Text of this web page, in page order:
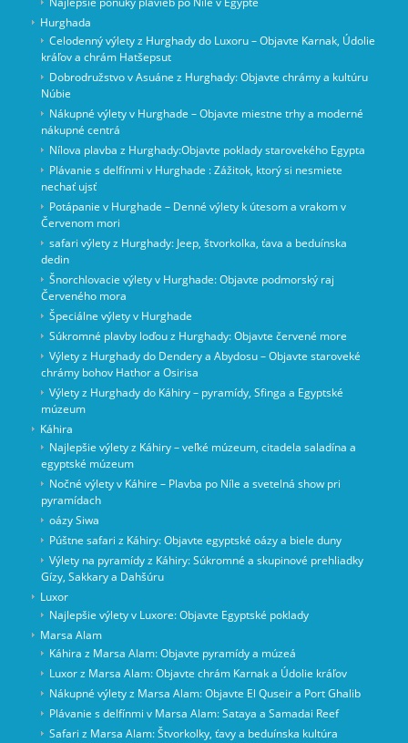
Hurghada
Celodenný výlety z Hurghady do Luxoru – Objavte Karnak, Údolie
kráľov a chrám Hatšepsut
Dobrodružstvo v Asuáne z Hurghady: Objavte chrámy a kultúru
Núbie
Nákupné výlety v Hurghade – Objavte miestne trhy a moderné
nákupné centrá
Nílova plavba z Hurghady:Objavte poklady starovekého Egypta
Plávanie s delfínmi v Hurghade : Zážitok, ktorý si nesmiete
nechať ujsť
Potápanie v Hurghade – Denné výlety k útesom a vrakom v
Červenom mori
safari výlety z Hurghady: Jeep, štvorkolka, ťava a beduínska
dedin
Šnorchlovacie výlety v Hurghade: Objavte podmorský raj
Červeného mora
Špeciálne výlety v Hurghade
Súkromné ​​plavby loďou z Hurghady: Objavte červené more
Výlety z Hurghady do Dendery a Abydosu – Objavte staroveké
chrámy bohov Hathor a Osirisa
Výlety z Hurghady do Káhiry – pyramídy, Sfinga a Egyptské
múzeum
Káhira
Najlepšie výlety z Káhiry – veľké múzeum, citadela saladína a
egyptské múzeum
Nočné výlety v Káhire – Plavba po Níle a svetelná show pri
pyramídach
oázy Siwa
Púštne safari z Káhiry: Objavte egyptské oázy a biele duny
Výlety na pyramídy z Káhiry: Súkromné a skupinové prehliadky
Gízy, Sakkary a Dahšúru
Luxor
Najlepšie výlety v Luxore: Objavte Egyptské poklady
Marsa Alam
Káhira z Marsa Alam: Objavte pyramídy a múzeá
Luxor z Marsa Alam: Objavte chrám Karnak a Údolie kráľov
Nákupné výlety z Marsa Alam: Objavte El Quseir a Port Ghalib
Plávanie s delfínmi v Marsa Alam: Sataya a Samadai Reef
Safari z Marsa Alam: Štvorkolky, ťavy a beduínska kultúra